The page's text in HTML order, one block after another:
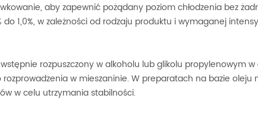
aby zapewnić pożądany poziom chłodzenia bez
1,0%, w zależności od rodzaju produktu i wymaganej
rozpuszczony w alkoholu lub glikolu propylenowym w
w mieszaninie. W preparatach na bazie oleju
w celu utrzymania stabilności.